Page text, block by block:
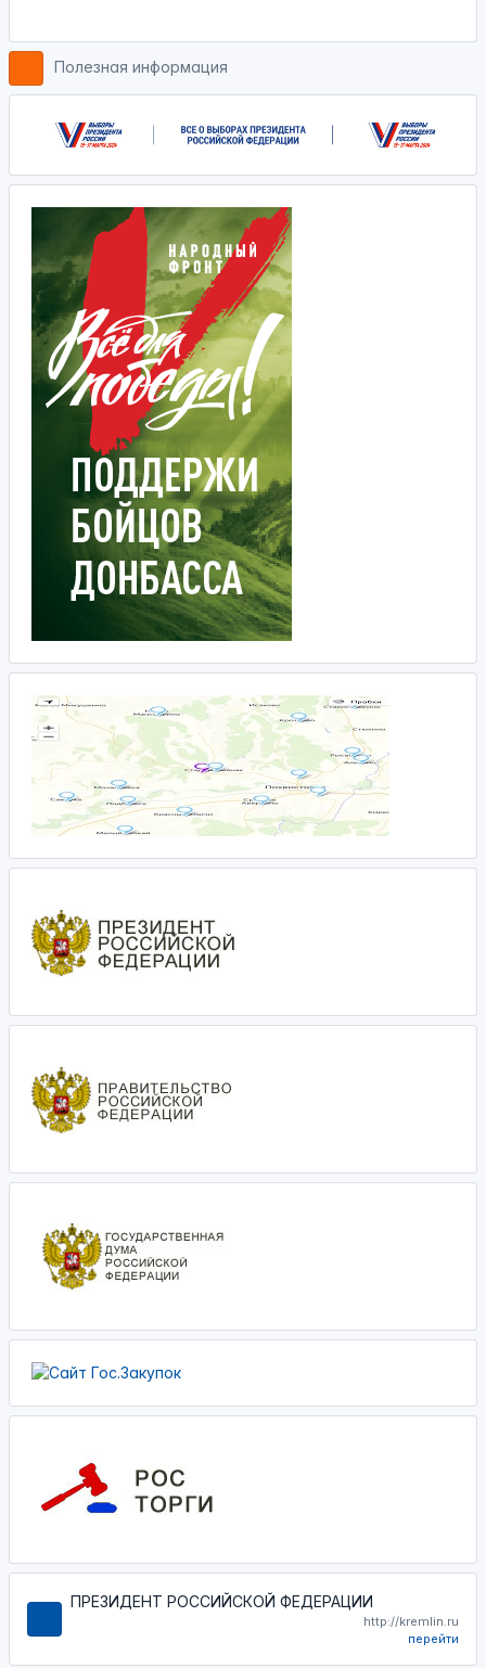
Полезная информация
ПРЕЗИДЕНТ РОССИЙСКОЙ ФЕДЕРАЦИИ
http://kremlin.ru
перейти